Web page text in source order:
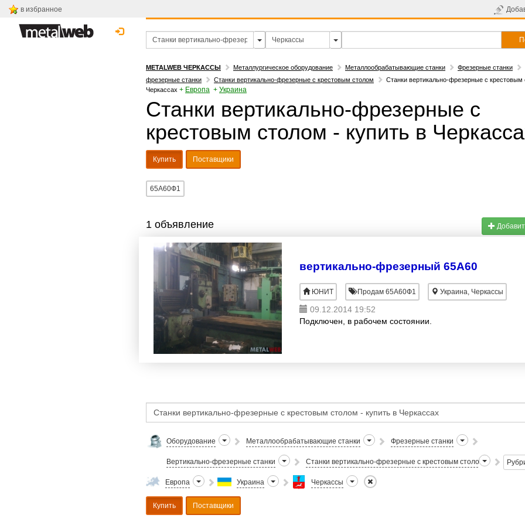
в избранное
METALWEB ЧЕРКАССЫ Металлургическое оборудование Металлообрабатывающие станки
Фрезерные станки
фрезерные станки
Станки вертикально-фрезерные с крестовым столом
Станки вертикально-фрезерные с крестовым
Черкассах + Европа + Украина
Станки вертикально-фрезерные с
крестовым столом - купить в
Купить Поставщики
65А60Ф1
1 объявление
вертикально-фрезерный 65А60
ЮНИТ Продам 65А60Ф1 Украина, Черкассы
09.12.2014 19:52
Подключен, в рабочем состоянии.
Оборудование Металлообрабатывающие станки Фрезерные станки
Вертикально-фрезерные станки Станки вертикально-фрезерные с крестовым столом
Европа Украина Черкассы
Купить Поставщики